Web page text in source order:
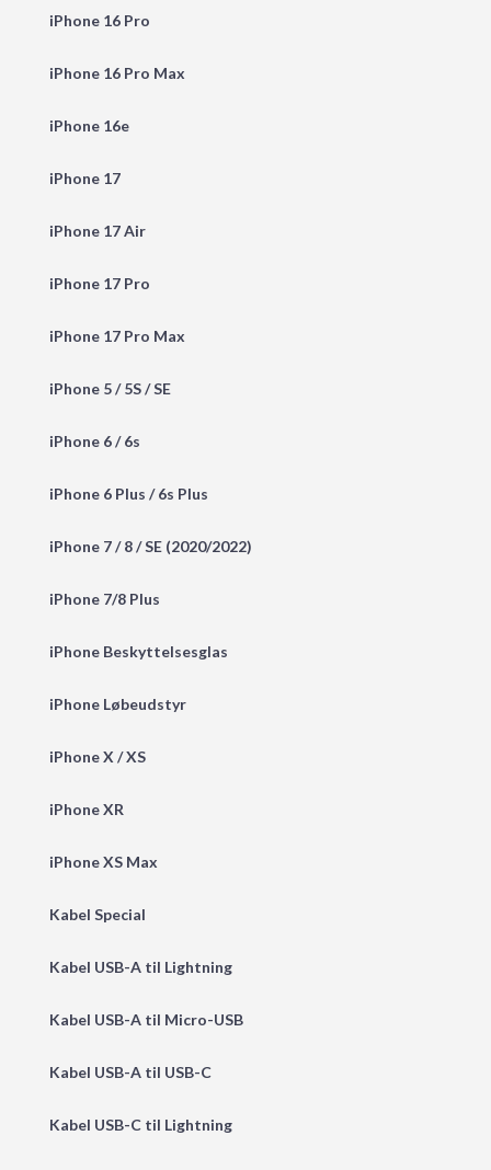
iPhone 16 Pro
iPhone 16 Pro Max
iPhone 16e
iPhone 17
iPhone 17 Air
iPhone 17 Pro
iPhone 17 Pro Max
iPhone 5 / 5S / SE
iPhone 6 / 6s
iPhone 6 Plus / 6s Plus
iPhone 7 / 8 / SE (2020/2022)
iPhone 7/8 Plus
iPhone Beskyttelsesglas
iPhone Løbeudstyr
iPhone X / XS
iPhone XR
iPhone XS Max
Kabel Special
Kabel USB-A til Lightning
Kabel USB-A til Micro-USB
Kabel USB-A til USB-C
Kabel USB-C til Lightning